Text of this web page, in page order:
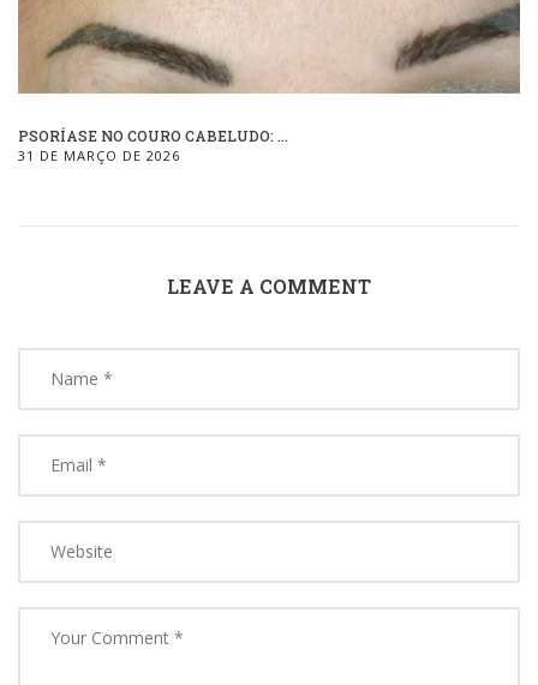
PSORÍASE NO COURO CABELUDO: ...
31 DE MARÇO DE 2026
LEAVE A COMMENT